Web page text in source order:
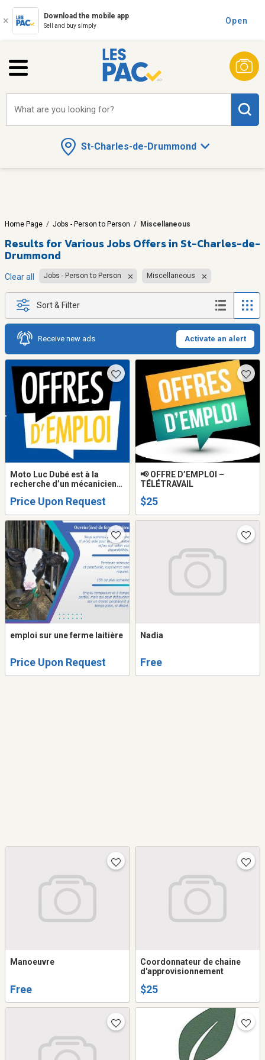
Download the mobile app
Sell and buy simply
Open
St-Charles-de-Drummond
What are you looking for?
Home Page / Jobs - Person to Person / Miscellaneous
Results forVarious Jobs Offers in St-Charles-de-
Drummond
Clear all Jobs - Person to Person Miscellaneous
Sort & Filter
Receive new ads Activate an alert
Moto Luc Dubé est à la
recherche d’un mécanicien
Price Upon Request
📢 OFFRE D’EMPLOI –
TÉLÉTRAVAIL
$25
emploi sur une ferme laitière
Price Upon Request
Nadia
Free
Manoeuvre
Free
Coordonnateur de chaine
d'approvisionnement
$25